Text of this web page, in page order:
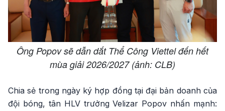
Ông Popov sẽ dẫn dắt Thể Công Viettel đến hết
mùa giải 2026/2027 (ảnh: CLB)
Chia sẻ trong ngày ký hợp đồng tại đại bản doanh của
đội bóng, tân HLV trưởng Velizar Popov nhấn mạnh: